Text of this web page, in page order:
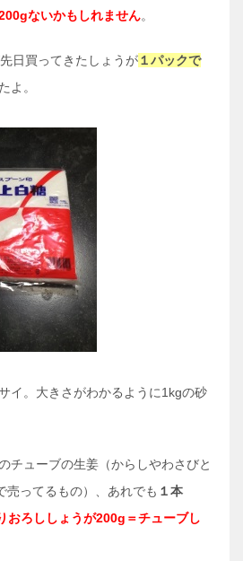
ないかもしれません。
日買ってきたしょうが１パックで
よ。
イ。大きさがわかるように1kgの砂
チューブの生姜（からしやわさびと
売ってるもの）、あれでも １本
おろししょうが200g＝チューブし